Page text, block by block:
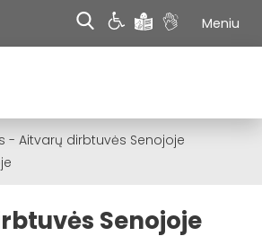
Meniu
- Aitvarų dirbtuvės Senojoje
Senojoje